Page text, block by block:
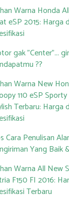
Warna Honda
eSP 2015: Harga
gak "Center"...
??
Warna New
110 eSP
Terbaru: Harga
Cara Penulisan
Yang Baik
Warna All New
F150 FI 2016:
Terbaru